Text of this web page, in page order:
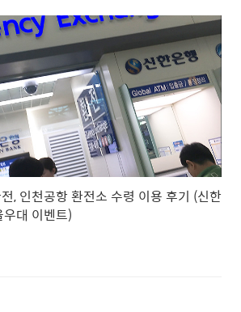
, 인천공항 환전소 수령 이용 후기 (신한
대 이벤트)